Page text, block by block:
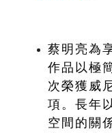
蔡明亮為
作品以極
次榮獲威
項。長年
空間的關